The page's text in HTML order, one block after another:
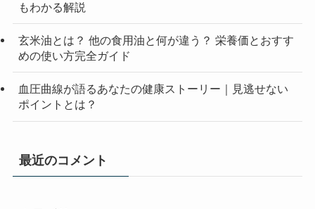
もわかる解説
玄米油とは？ 他の食用油と何が違う？ 栄養価とおすす
めの使い方完全ガイド
血圧曲線が語るあなたの健康ストーリー｜見逃せない
ポイントとは？
最近のコメント